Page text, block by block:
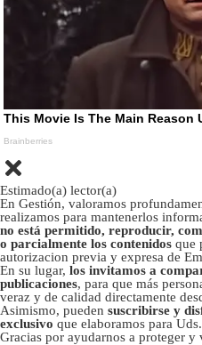
Estimado(a) lector(a)
En Gestión, valoramos
realizamos para mantenerlos
no está permitido, reproducir,
o parcialmente los contenidos que
autorizacion previa y expresa de
En su lugar, los invitamos a
publicaciones, para que más
veraz y de calidad directamente
Asimismo, pueden suscribirse y
exclusivo que elaboramos para Uds.
Gracias por ayudarnos a proteger y